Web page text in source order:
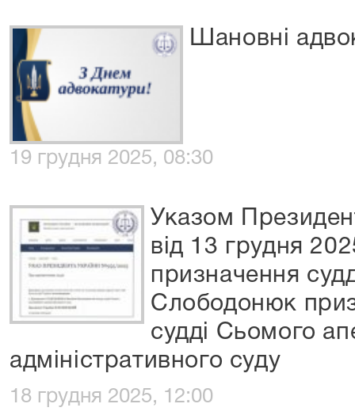
Шановні
19 грудня 2025, 08:30
Указом
від 13 грудня
призначення
Слободонюк
судді Сьомого
адміністративного суду
18 грудня 2025, 12:00